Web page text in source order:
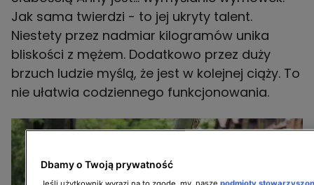
Jak sama twierdzi - to jej ukryty talent.
Niestety przez nadmiar kilogramów unika
bliskości z mężem. Dodatkowo przez duży
brzuch ludzie myślą, że jest w kolejnej ciąży. To
nie ułatwia codziennego funkcjonowania.
Dbamy o Twoją prywatność
Jeśli użytkownik wyrazi na to zgodę, my, nasze podmioty